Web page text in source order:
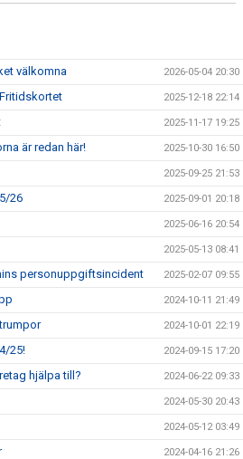
välkomna 2026-05-04 20:30
2025-12-18 22:14
2025-11-17 19:25
är redan här! 2025-10-30 16:50
2025-09-25 21:53
26 2025-09-01 20:18
2025-06-16 20:54
2025-05-13 08:41
personuppgiftsincident 2025-02-07 09:55
2024-10-11 21:49
2024-10-01 22:19
25! 2024-09-15 17:20
hjälpa till? 2024-06-22 09:33
2024-05-30 20:43
2024-05-12 03:49
2024-04-16 21:26